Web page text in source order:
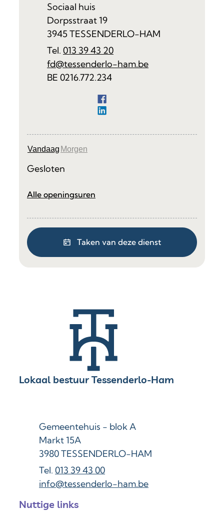
AdresSociaal huis
Dorpsstraat 19
,3945 TESSENDERLO-HAM
013 39 43 20
E-mail
fd@tessenderlo-ham.be
Ondernemingsnummer
BE 0216.772.234
Financiën
Financiën
Vandaag Morgen
Gesloten
Alle openingsuren
Taken van deze dienst
Contact & openingsuren
Lokaal bestuur Tessenderlo-Ham
AdresGemeentehuis - blok A
Markt 15A
,3980TESSENDERLO-HAM
013 39 43 00
E-mailinfo@tessenderlo-ham.be
Nuttige links